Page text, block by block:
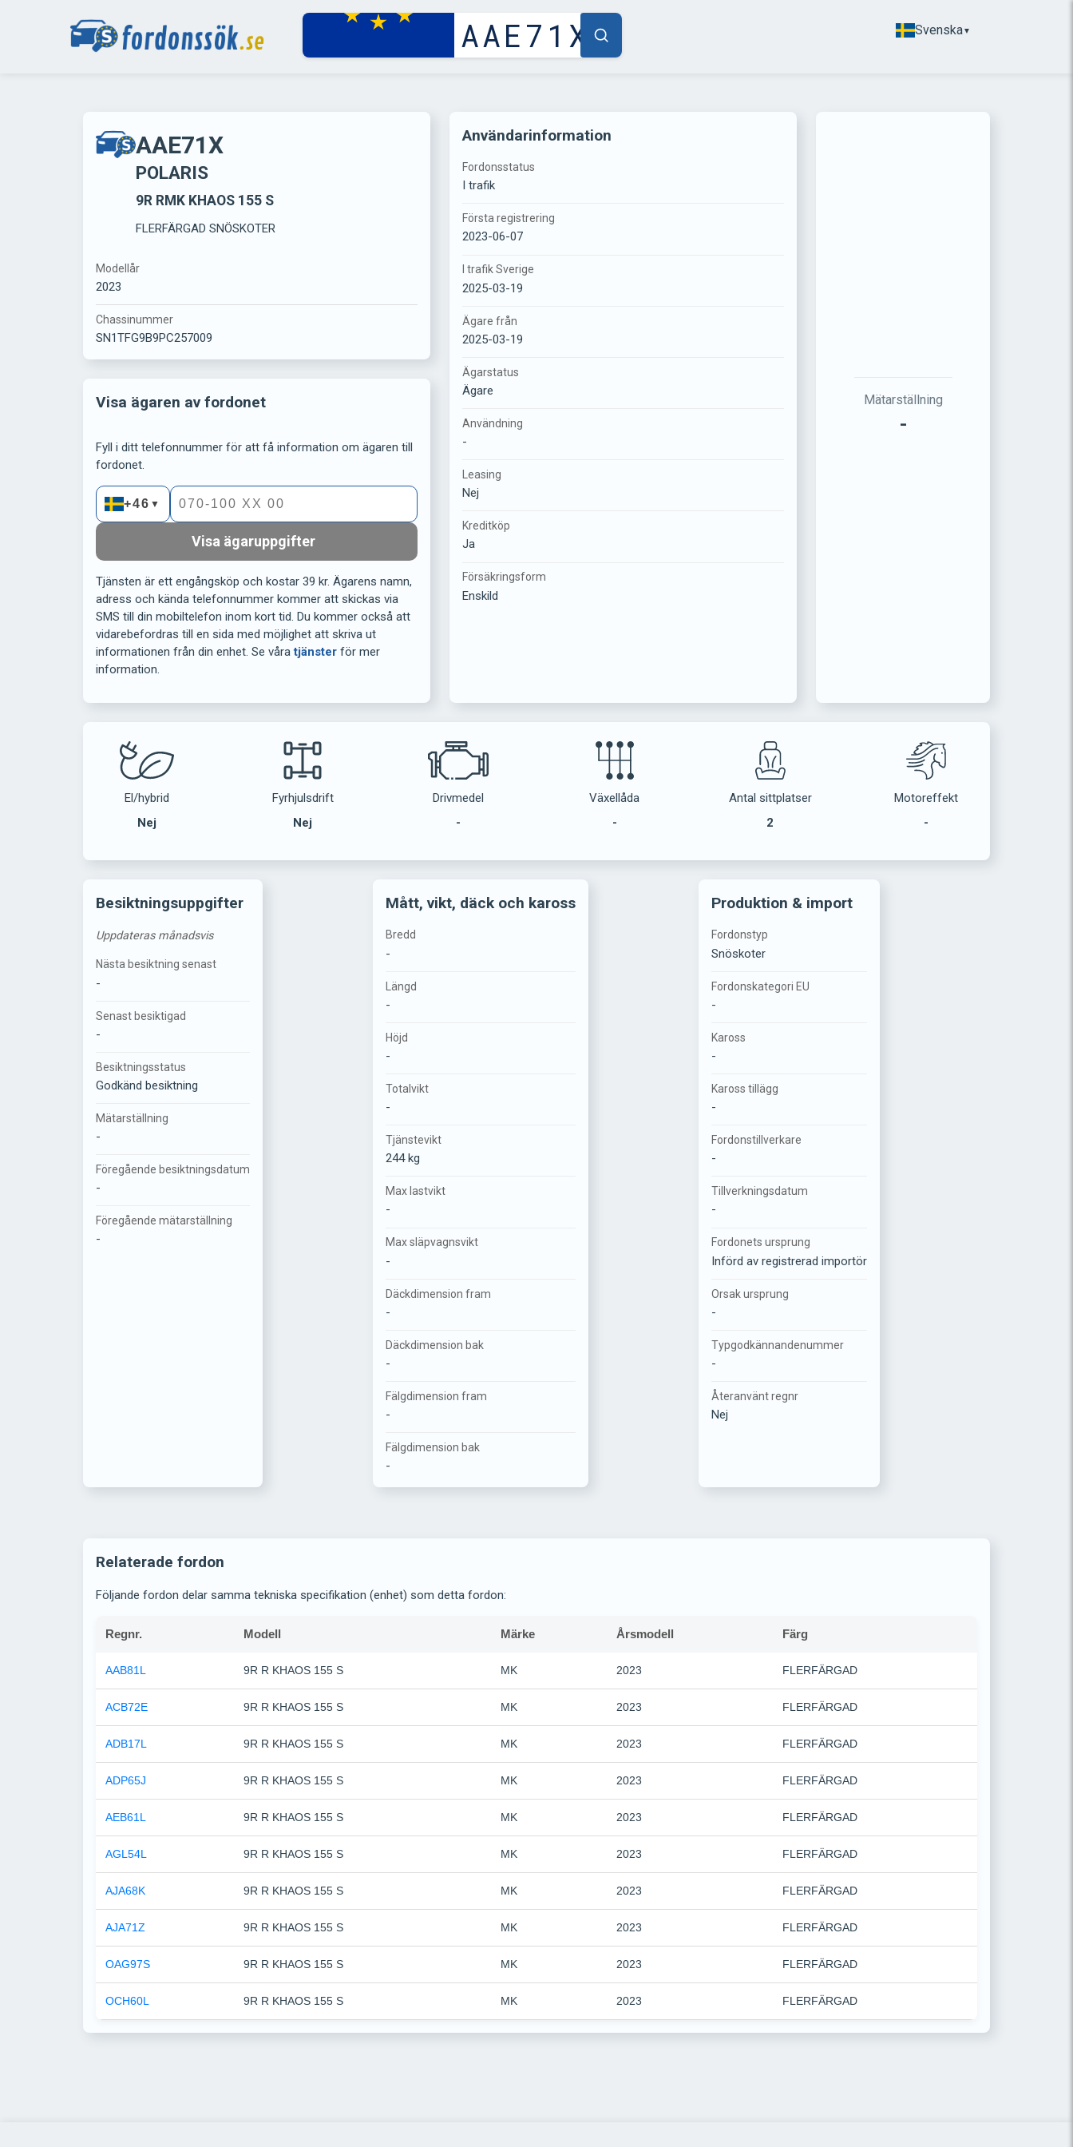
Svenska▼
AAE71X
POLARIS
9R RMK KHAOS 155 S
FLERFÄRGAD SNÖSKOTER
Modellår
2023
Chassinummer
SN1TFG9B9PC257009
Visa ägaren av fordonet
Fyll i ditt telefonnummer för att få information om ägaren till
fordonet.
+46 ▼
Visa ägaruppgifter
Tjänsten är ett engångsköp och kostar 39 kr. Ägarens namn,
adress och kända telefonnummer kommer att skickas via
SMS till din mobiltelefon inom kort tid. Du kommer också att
vidarebefordras till en sida med möjlighet att skriva ut
informationen från din enhet. Se våratjänster för mer
information.
Användarinformation
Fordonsstatus
I trafik
Första registrering
2023-06-07
I trafik Sverige
2025-03-19
Ägare från
2025-03-19
Ägarstatus
Ägare
Användning
-
Leasing
Nej
Kreditköp
Ja
Försäkringsform
Enskild
Mätarställning
-
El/hybrid
Nej
Fyrhjulsdrift
Nej
Drivmedel
-
Växellåda
-
Antal sittplatser
2
Motoreffekt
-
Besiktningsuppgifter
Uppdateras månadsvis
Nästa besiktning senast
-
Senast besiktigad
-
Besiktningsstatus
Godkänd besiktning
Mätarställning
-
Föregående besiktningsdatum
-
Föregående mätarställning
-
Mått, vikt, däck och kaross
Bredd
-
Längd
-
Höjd
-
Totalvikt
-
Tjänstevikt
244 kg
Max lastvikt
-
Max släpvagnsvikt
-
Däckdimension fram
-
Däckdimension bak
-
Fälgdimension fram
-
Fälgdimension bak
-
Produktion & import
Fordonstyp
Snöskoter
Fordonskategori EU
-
Kaross
-
Kaross tillägg
-
Fordonstillverkare
-
Tillverkningsdatum
-
Fordonets ursprung
Införd av registrerad importör
Orsak ursprung
-
Typgodkännandenummer
-
Återanvänt regnr
Nej
Relaterade fordon
Följande fordon delar samma tekniska specifikation (enhet) som detta fordon:
Regnr. Modell Märke Årsmodell Färg
AAB81L 9R R KHAOS 155 S MK 2023 FLERFÄRGAD
ACB72E 9R R KHAOS 155 S MK 2023 FLERFÄRGAD
ADB17L 9R R KHAOS 155 S MK 2023 FLERFÄRGAD
ADP65J 9R R KHAOS 155 S MK 2023 FLERFÄRGAD
AEB61L 9R R KHAOS 155 S MK 2023 FLERFÄRGAD
AGL54L 9R R KHAOS 155 S MK 2023 FLERFÄRGAD
AJA68K 9R R KHAOS 155 S MK 2023 FLERFÄRGAD
AJA71Z 9R R KHAOS 155 S MK 2023 FLERFÄRGAD
OAG97S 9R R KHAOS 155 S MK 2023 FLERFÄRGAD
OCH60L 9R R KHAOS 155 S MK 2023 FLERFÄRGAD